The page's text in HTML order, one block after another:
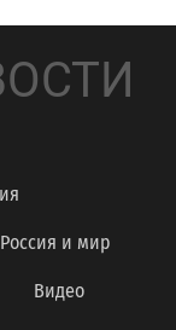
Россия и мир
Видео